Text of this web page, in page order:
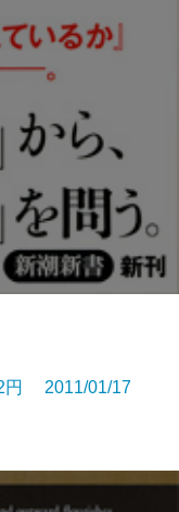
円 2011/01/17